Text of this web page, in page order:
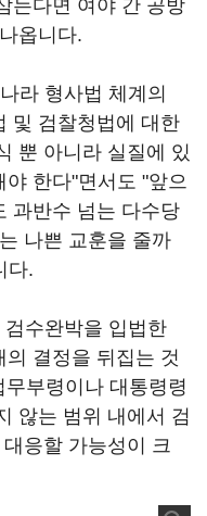
는다면 여야 간 공방
옵니다.
라 형사법 체계의
및 검찰청법에 대한
뿐 아니라 실질에 있
한다"면서도 "앞으
과반수 넘는 다수당
나쁜 교훈을 줄까
다.
수완박을 입법한
결정을 뒤집는 것
부령이나 대통령령
않는 범위 내에서 검
응할 가능성이 크